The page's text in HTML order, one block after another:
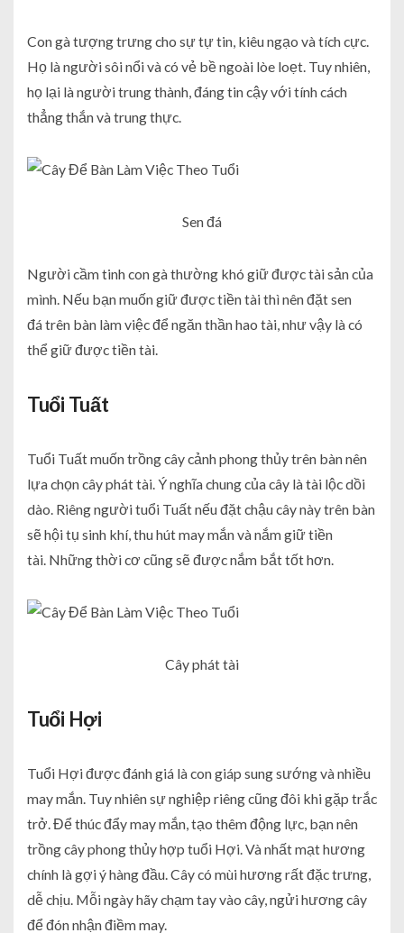
Con gà tượng trưng cho sự tự tin, kiêu ngạo và tích cực.
Họ là người sôi nổi và có vẻ bề ngoài lòe loẹt. Tuy nhiên,
họ lại là người trung thành, đáng tin cậy với tính cách
thẳng thắn và trung thực.
Sen đá
Người cầm tinh con gà thường khó giữ được tài sản của
mình. Nếu bạn muốn giữ được tiền tài thì nên đặt sen
đá trên bàn làm việc để ngăn thần hao tài, như vậy là có
thể giữ được tiền tài.
Tuổi Tuất
Tuổi Tuất muốn trồng cây cảnh phong thủy trên bàn nên
lựa chọn cây phát tài. Ý nghĩa chung của cây là tài lộc dồi
dào. Riêng người tuổi Tuất nếu đặt chậu cây này trên bàn
sẽ hội tụ sinh khí, thu hút may mắn và nắm giữ tiền
tài. Những thời cơ cũng sẽ được nắm bắt tốt hơn.
Cây phát tài
Tuổi Hợi
Tuổi Hợi được đánh giá là con giáp sung sướng và nhiều
may mắn. Tuy nhiên sự nghiệp riêng cũng đôi khi gặp trắc
trở. Để thúc đẩy may mắn, tạo thêm động lực, bạn nên
trồng cây phong thủy hợp tuổi Hợi. Và nhất mạt hương
chính là gợi ý hàng đầu. Cây có mùi hương rất đặc trưng,
dễ chịu. Mỗi ngày hãy chạm tay vào cây, ngửi hương cây
để đón nhận điềm may.